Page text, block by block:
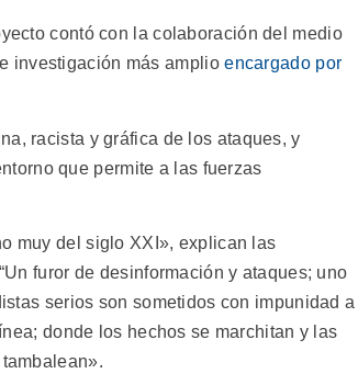
contó con la colaboración del medio
investigación más amplioencargado por
racista y gráfica de los ataques, y
que permite a las fuerzas
muy del siglo XXI», explican las
furor de desinformación y ataques; uno
serios son sometidos con impunidad a
donde los hechos se marchitan y las